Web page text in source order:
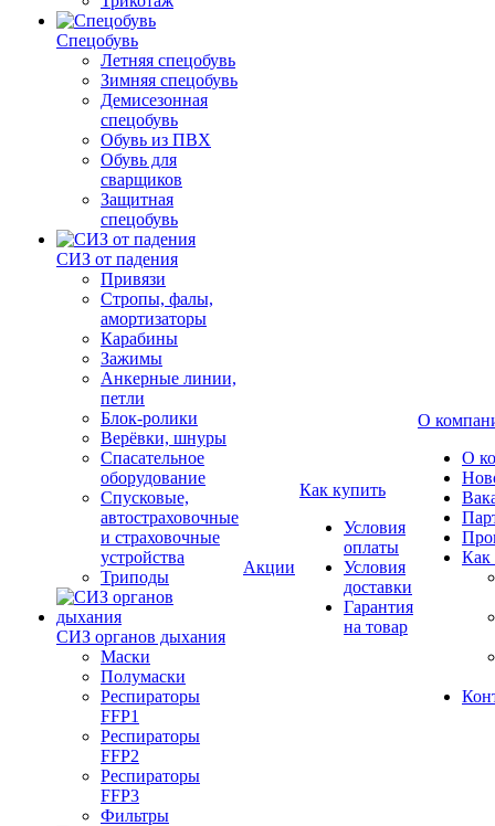
Спецобувь
Летняя спецобувь
Зимняя спецобувь
Демисезонная
спецобувь
Обувь из ПВХ
Обувь для
сварщиков
Защитная
спецобувь
СИЗ от падения
Привязи
Стропы, фалы,
амортизаторы
Карабины
Зажимы
Анкерные линии,
петли
Блок-ролики
Верёвки, шнуры
Спасательное
оборудование
Спусковые,
автостраховочные
и страховочные
устройства
Триподы
СИЗ органов дыхания
Маски
Полумаски
Респираторы
FFP1
Респираторы
FFP2
Респираторы
FFP3
Фильтры
Акции
Как купить
Условия
оплаты
Условия
доставки
Гарантия
на товар
О
О
Как